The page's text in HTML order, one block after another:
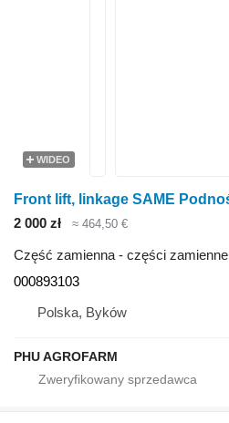
WIDEO
2 000 zł ≈ 464,50 €
Część zamienna - części zamienne
000893103
Polska, Byków
PHU AGROFARM